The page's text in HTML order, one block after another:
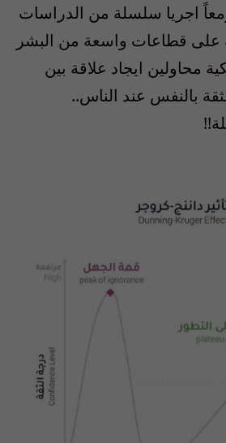
اجريا سلسلة من الدراسات
على قطاعات واسعة من البشر
محاولين ايجاد علاقة بين
بالنفس عند الناس..